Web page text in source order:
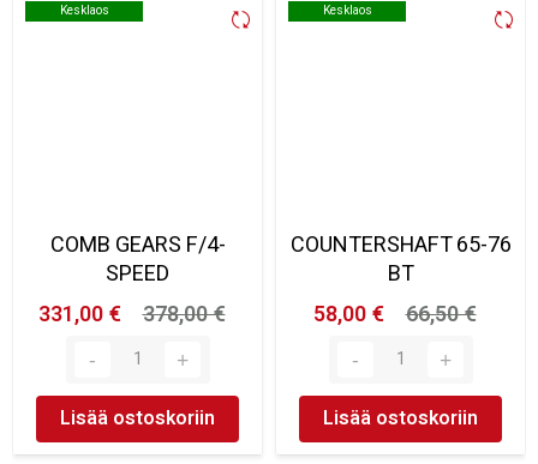
Kesklaos
Kesklaos
COMB GEARS F/4-
SPEED
331,00 €
378,00 €
Lisää ostoskoriin
Kesklaos
Kesklaos
COUNTERSHAFT 65-76
BT
58,00 €
66,50 €
Lisää ostoskoriin